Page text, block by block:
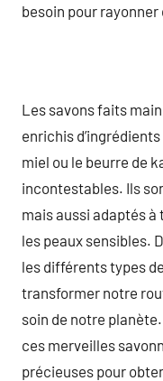
besoin pour rayonner
Les savons faits
enrichis
miel ou le beurre de
incontestables. Ils
mais aussi adaptés
les peaux sensibles.
les différents types
transformer notre
soin de notre
ces merveilles
précieuses pour